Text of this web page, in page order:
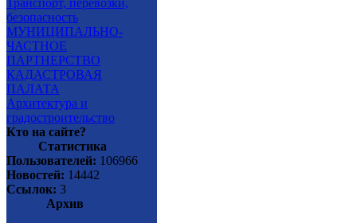
Транспорт, перевозки,
безопасность
МУНИЦИПАЛЬНО-
ЧАСТНОЕ
ПАРТНЕРСТВО
КАДАСТРОВАЯ
ПАЛАТА
Архитектура и
градостроительство
Кто на сайте?
Статистика
Пользователей: 106966
Новостей: 14442
Ссылок: 3
Архив